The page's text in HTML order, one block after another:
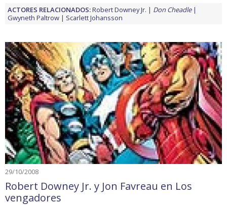
ACTORES RELACIONADOS:Robert Downey Jr.
Don Cheadle
Gwyneth Paltrow
Scarlett Johansson
29/10/2008
Robert Downey Jr. y Jon Favreau en Los
vengadores